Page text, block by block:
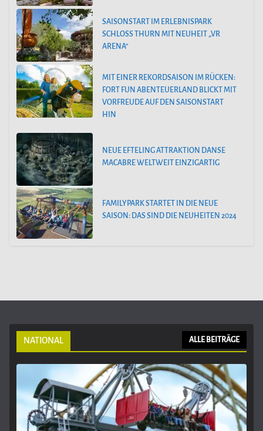
SAISONSTART IM ERLEBNISPARK
SCHLOSS THURN MIT NEUHEIT „VR
ARENA“
MIT EINER REKORDSAISON IM RÜCKEN:
FORT FUN ABENTEUERLAND BLICKT MIT
VORFREUDE AUF DEN SAISONSTART
HIN
NEUE EFTELING ATTRAKTION DANSE
MACABRE WELTWEIT EINZIGARTIG
FAMILYPARK STARTET IN DIE NEUE
SAISON: DAS SIND DIE NEUHEITEN 2024
NATIONAL ALLE BEITRÄGE